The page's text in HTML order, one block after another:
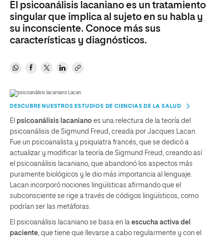
El psicoanálisis lacaniano es un tratamiento
singular que implica al sujeto en su habla y
su inconsciente. Conoce más sus
características y diagnósticos.
DESCUBRE NUESTROS ESTUDIOS DE CIENCIAS DE LA SALUD
El psicoanálisis lacaniano es una relectura de la teoría del
psicoanálisis de Sigmund Freud, creada por Jacques Lacan.
Fue un psicoanalista y psiquiatra francés, que se dedicó a
actualizar y modificar la teoría de Sigmund Freud, creando así
el psicoanálisis lacaniano, que abandonó los aspectos más
puramente biológicos y le dio más importancia al lenguaje.
Lacan incorporó nociones lingüísticas afirmando que el
subconsciente se rige a través de códigos lingüísticos, como
podrían ser las metáforas.
El psicoanálisis lacaniano se basa en la escucha activa del
paciente, que tiene que llevarse a cabo regularmente y con el